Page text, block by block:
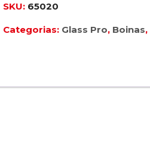
SKU: 65020
Categorias: Glass Pro, Boinas,